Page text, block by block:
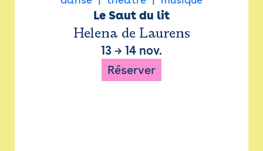
Le Saut du lit
Helena de Laurens
13 → 14 nov.
Réserver